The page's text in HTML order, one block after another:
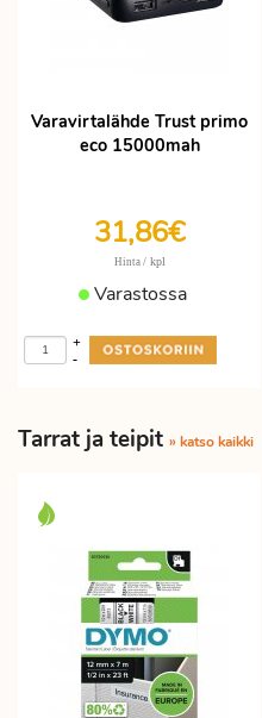
Varavirtalähde Trust primo
eco 15000mah
31,86€
Hinta / kpl
Varastossa
-
+
Tarrat ja teipit » katso kaikki